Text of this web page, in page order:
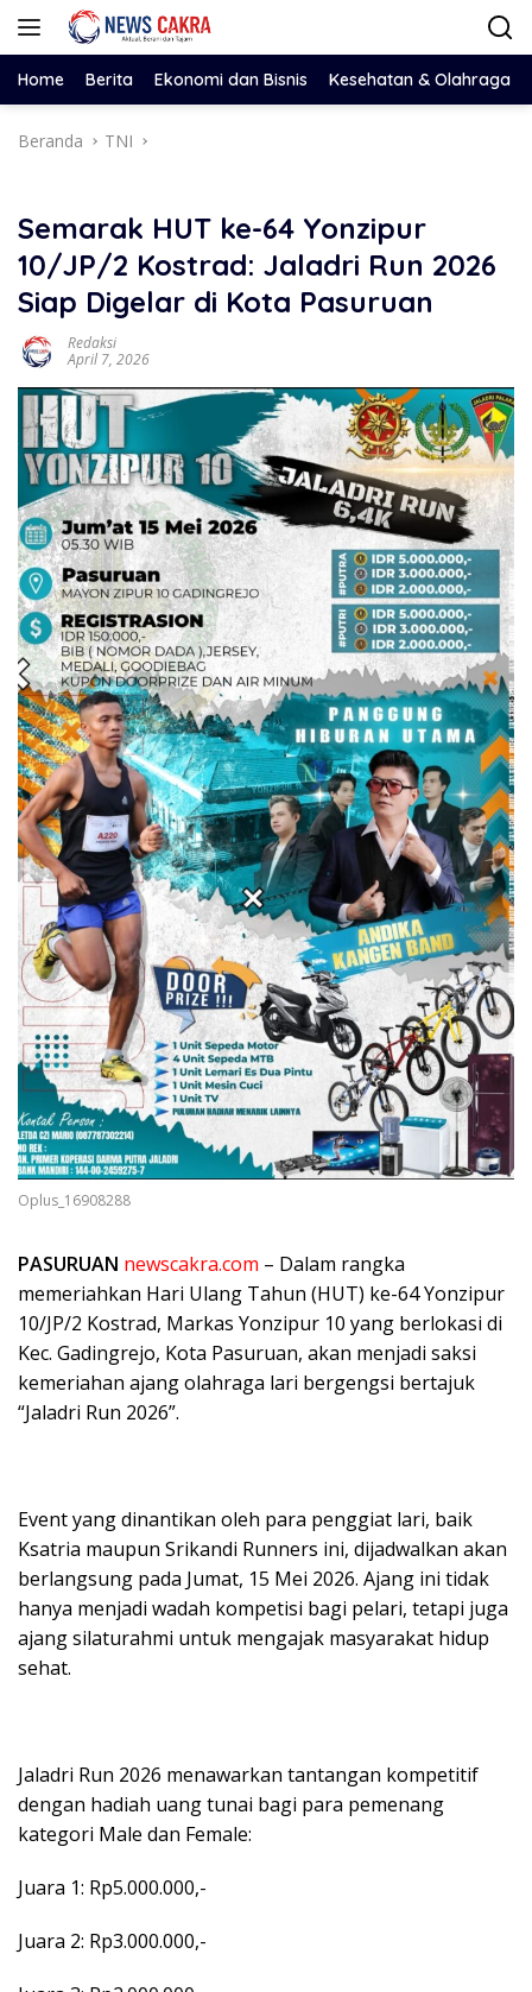
Langsung
Home Berita Ekonomi dan Bisnis Kesehatan & Olahraga
Beranda TNI
Semarak HUT ke-64 Yonzipur
10/JP/2 Kostrad: Jaladri Run 2026
Siap Digelar di Kota Pasuruan
Redaksi
April 7, 2026
Oplus_16908288
PASURUAN newscakra.com – Dalam rangka
memeriahkan Hari Ulang Tahun (HUT) ke-64 Yonzipur
10/JP/2 Kostrad, Markas Yonzipur 10 yang berlokasi di
Kec. Gadingrejo, Kota Pasuruan, akan menjadi saksi
kemeriahan ajang olahraga lari bergengsi bertajuk
“Jaladri Run 2026”.
Event yang dinantikan oleh para penggiat lari, baik
Ksatria maupun Srikandi Runners ini, dijadwalkan akan
berlangsung pada Jumat, 15 Mei 2026. Ajang ini tidak
hanya menjadi wadah kompetisi bagi pelari, tetapi juga
ajang silaturahmi untuk mengajak masyarakat hidup
sehat.
Jaladri Run 2026 menawarkan tantangan kompetitif
dengan hadiah uang tunai bagi para pemenang
kategori Male dan Female:
Juara 1: Rp5.000.000,-
Juara 2: Rp3.000.000,-